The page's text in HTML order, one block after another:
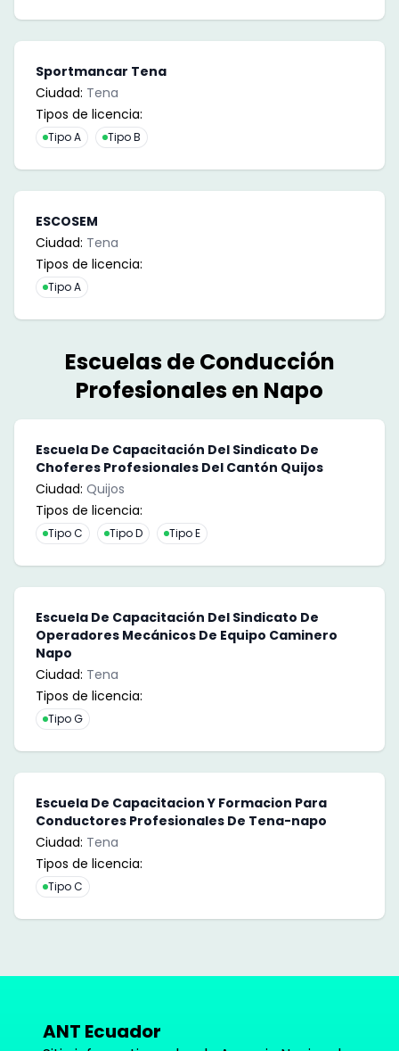
Sportmancar Tena
Ciudad: Tena
Tipos de licencia:
Tipo A Tipo B
ESCOSEM
Ciudad: Tena
Tipos de licencia:
Tipo A
Escuelas de Conducción
Profesionales en Napo
Escuela De Capacitación Del Sindicato De
Choferes Profesionales Del Cantón Quijos
Ciudad: Quijos
Tipos de licencia:
Tipo C Tipo D Tipo E
Escuela De Capacitación Del Sindicato De
Operadores Mecánicos De Equipo Caminero
Napo
Ciudad: Tena
Tipos de licencia:
Tipo G
Escuela De Capacitacion Y Formacion Para
Conductores Profesionales De Tena-napo
Ciudad: Tena
Tipos de licencia:
Tipo C
ANT Ecuador